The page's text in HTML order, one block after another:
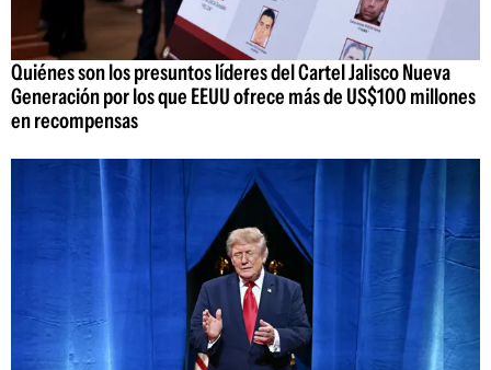
Quiénes son los presuntos líderes del Cartel Jalisco Nueva
Generación por los que EEUU ofrece más de US$100 millones
en recompensas